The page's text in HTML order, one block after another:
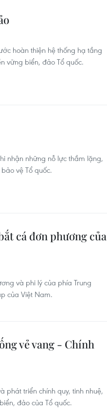
hoàn thiện hệ thống hạ tầng
vững biển, đảo Tổ quốc.
nhận những nỗ lực thầm lặng,
vệ Tổ quốc.
cá đơn phương của
và phi lý của phía Trung
của Việt Nam.
vẻ vang - Chính
phát triển chính quy, tinh nhuệ,
đảo của Tổ quốc.